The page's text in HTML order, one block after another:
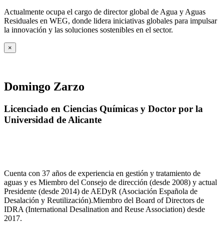
Actualmente ocupa el cargo de director global de Agua y Aguas
Residuales en WEG, donde lidera iniciativas globales para impulsar
la innovación y las soluciones sostenibles en el sector.
×
Domingo Zarzo
Licenciado en Ciencias Químicas y Doctor por la
Universidad de Alicante
Cuenta con 37 años de experiencia en gestión y tratamiento de
aguas y es Miembro del Consejo de dirección (desde 2008) y actual
Presidente (desde 2014) de AEDyR (Asociación Española de
Desalación y Reutilización).Miembro del Board of Directors de
IDRA (International Desalination and Reuse Association) desde
2017.